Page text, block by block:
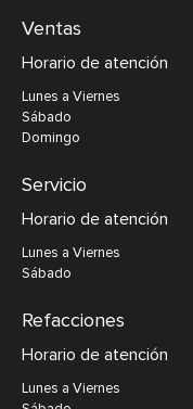
Ventas
Horario de atención
Lunes a Viernes
Sábado
Domingo
Servicio
Horario de atención
Lunes a Viernes
Sábado
Refacciones
Horario de atención
Lunes a Viernes